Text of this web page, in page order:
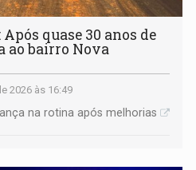
quase 30 anos de
ao bairro Nova
2026 às 16:49
na rotina após melhorias